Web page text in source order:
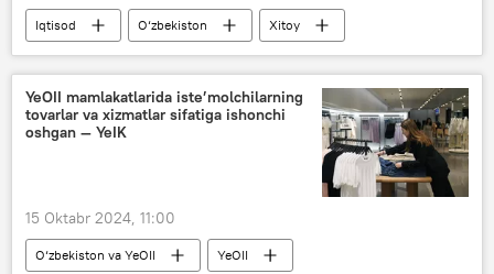
Iqtisod O‘zbekiston
Xitoy
O‘zbekneftgaz
gaz
YeOII mamlakatlarida iste’molchilarning
tovarlar va xizmatlar sifatiga ishonchi
oshgan — YeIK
15 Oktabr 2024, 11:00
O‘zbekiston va YeOII
YeOII